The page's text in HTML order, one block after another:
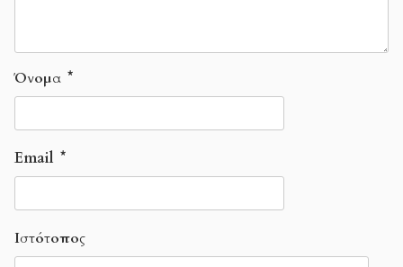
Όνομα *
Email *
Ιστότοπος